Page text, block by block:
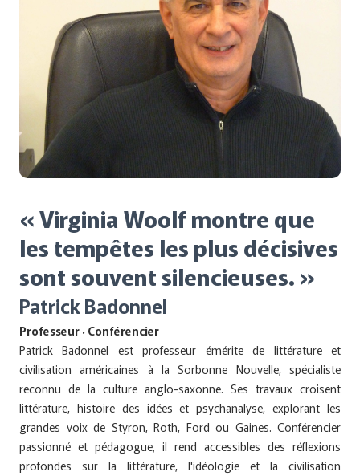
« Virginia Woolf montre que
les tempêtes les plus décisives
sont souvent silencieuses. »
Patrick Badonnel
Professeur · Conférencier
Patrick Badonnel est professeur émérite de littérature et
civilisation américaines à la Sorbonne Nouvelle, spécialiste
reconnu de la culture anglo-saxonne. Ses travaux croisent
littérature, histoire des idées et psychanalyse, explorant les
grandes voix de Styron, Roth, Ford ou Gaines. Conférencier
passionné et pédagogue, il rend accessibles des réflexions
profondes sur la littérature, l'idéologie et la civilisation